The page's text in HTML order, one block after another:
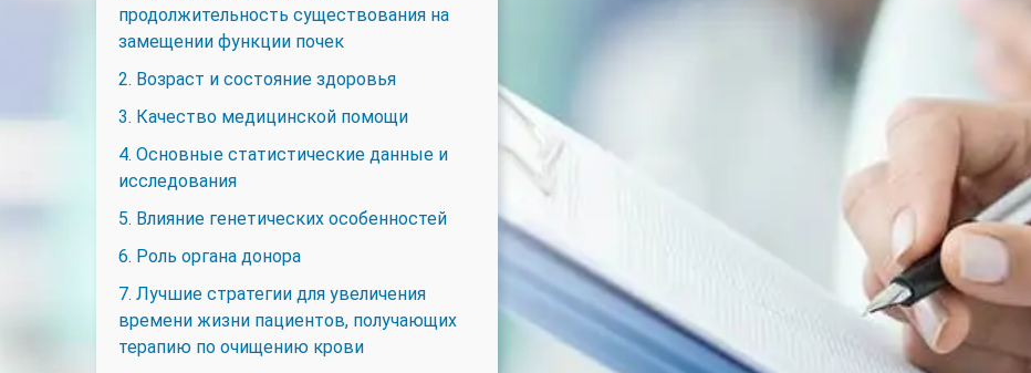
продолжительность существования на
замещении функции почек
2. Возраст и состояние здоровья
3. Качество медицинской помощи
4. Основные статистические данные и
исследования
5. Влияние генетических особенностей
6. Роль органа донора
7. Лучшие стратегии для увеличения
времени жизни пациентов, получающих
терапию по очищению крови